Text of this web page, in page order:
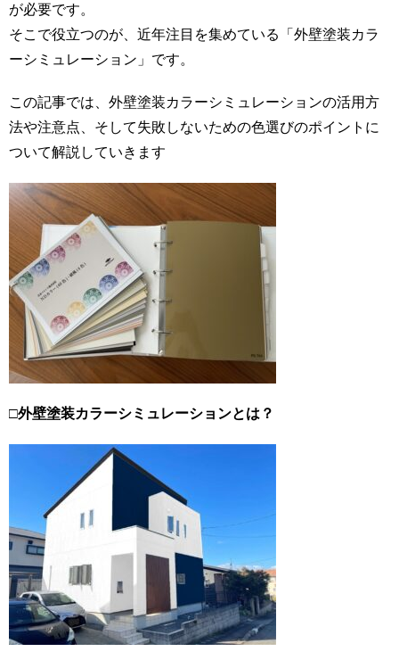
が必要です。
そこで役立つのが、近年注目を集めている「外壁塗装カラ
ーシミュレーション」です。
この記事では、外壁塗装カラーシミュレーションの活用方
法や注意点、そして失敗しないための色選びのポイントに
ついて解説していきます
□外壁塗装カラーシミュレーションとは？